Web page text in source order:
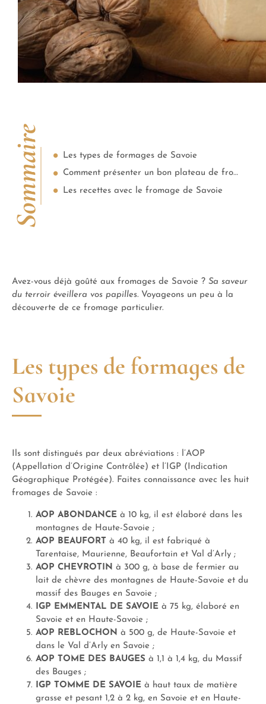
Sommaire
Les types de formages de Savoie
Comment présenter un bon plateau de fromages Savoie ?
Les recettes avec le fromage de Savoie
Avez-vous déjà goûté aux fromages de Savoie ? Sa saveur
du terroir éveillera vos papilles. Voyageons un peu à la
découverte de ce fromage particulier.
Les types de formages de
Savoie
Ils sont distingués par deux abréviations : l’AOP
(Appellation d’Origine Contrôlée) et l’IGP (Indication
Géographique Protégée). Faites connaissance avec les huit
fromages de Savoie :
AOP ABONDANCE à 10 kg, il est élaboré dans les
montagnes de Haute-Savoie ;
AOP BEAUFORT à 40 kg, il est fabriqué à
Tarentaise, Maurienne, Beaufortain et Val d’Arly ;
AOP CHEVROTIN à 300 g, à base de fermier au
lait de chèvre des montagnes de Haute-Savoie et du
massif des Bauges en Savoie ;
IGP EMMENTAL DE SAVOIE à 75 kg, élaboré en
Savoie et en Haute-Savoie ;
AOP REBLOCHON à 500 g, de Haute-Savoie et
dans le Val d’Arly en Savoie ;
AOP TOME DES BAUGES à 1,1 à 1,4 kg, du Massif
des Bauges ;
IGP TOMME DE SAVOIE à haut taux de matière
grasse et pesant 1,2 à 2 kg, en Savoie et en Haute-